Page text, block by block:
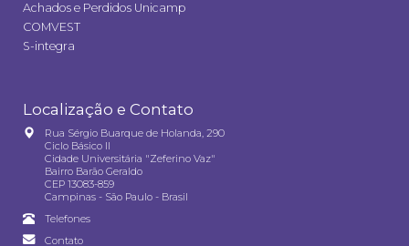
Achados e Perdidos Unicamp
COMVEST
S-integra
Localização e Contato
Rua Sérgio Buarque de Holanda, 290
Ciclo Básico II
Cidade Universitária "Zeferino Vaz"
Bairro Barão Geraldo
CEP 13083-859
Campinas - São Paulo - Brasil
Telefones
Contato